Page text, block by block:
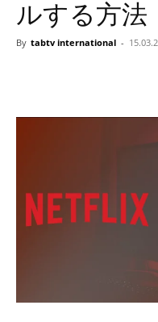
ルする方法
By tabtv international -